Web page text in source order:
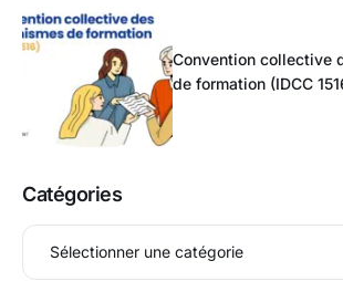
Convention collective
de formation (IDCC
Catégories